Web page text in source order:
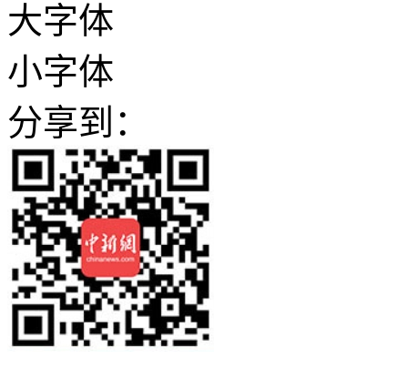
大字体
小字体
分享到：